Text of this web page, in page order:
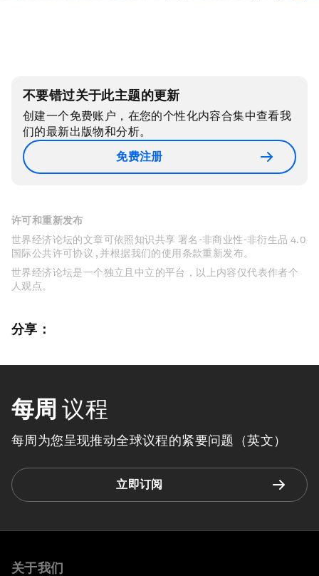
不要错过关于此主题的更新
创建一个免费账户，在您的个性化内容合集中查看我
们的最新出版物和分析。
免费注册
许可和重新发布
世界经济论坛的文章可依照知识共享 署名-非商业性-非衍生品 4.0
国际公共许可协议 , 并根据我们的使用条款重新发布。
世界经济论坛是一个独立且中立的平台，以上内容仅代表作者个
人观点。
分享：
每周 议程
每周为您呈现推动全球议程的紧要问题（英文）
立即订阅
关于我们